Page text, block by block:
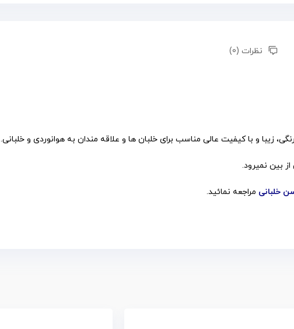
نظرات (0)
زیبا و با کیفیت عالی مناسب برای خلبان ها و علاقه مندان به هوانوردی و خلبانی.
بین نمیرود.
خلبانی مراجعه نمائید.